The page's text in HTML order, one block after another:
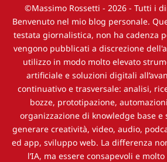
©Massimo Rossetti - 2026 - Tutti i
Benvenuto nel mio blog personale.
testata giornalistica, non ha cadenza
vengono pubblicati a discrezione
utilizzo in modo molto elevato
artificiale e soluzioni digitali
continuativo e trasversale: analisi,
bozze, prototipazione,
organizzazione di knowledge base e
generare creatività, video, audio,
ed app, sviluppo web. La differenza
l’IA, ma essere consapevoli e